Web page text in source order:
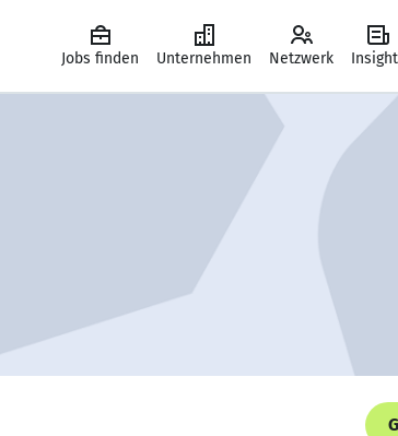
Jobs finden Unternehmen Netzwerk